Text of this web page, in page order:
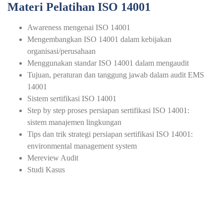
Materi Pelatihan ISO 14001
Awareness mengenai ISO 14001
Mengembangkan ISO 14001 dalam kebijakan
organisasi/perusahaan
Menggunakan standar ISO 14001 dalam mengaudit
Tujuan, peraturan dan tanggung jawab dalam audit EMS
14001
Sistem sertifikasi ISO 14001
Step by step proses persiapan sertifikasi ISO 14001:
sistem manajemen lingkungan
Tips dan trik strategi persiapan sertifikasi ISO 14001:
environmental management system
Mereview Audit
Studi Kasus